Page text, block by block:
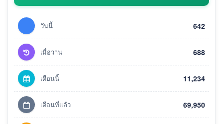
วันนี้ 642
เมื่อวาน 688
เดือนนี้ 11,234
เดือนที่แล้ว 69,950